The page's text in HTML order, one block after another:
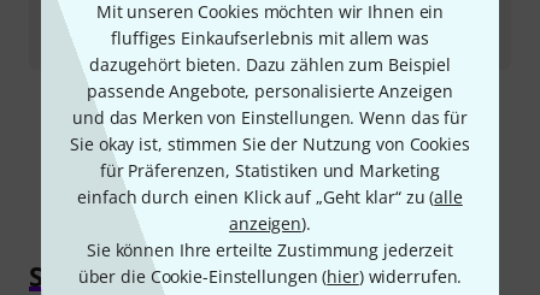
Mit unseren Cookies möchten wir Ihnen ein
fluffiges Einkaufserlebnis mit allem was
dazugehört bieten. Dazu zählen zum Beispiel
passende Angebote, personalisierte Anzeigen
und das Merken von Einstellungen. Wenn das für
Sie okay ist, stimmen Sie der Nutzung von Cookies
für Präferenzen, Statistiken und Marketing
einfach durch einen Klick auf „Geht klar“ zu (alle
anzeigen).
Sie können Ihre erteilte Zustimmung jederzeit
über die Cookie-Einstellungen (hier) widerrufen.
Sofort lieferbar
32€
Kostenloser Versand ab 29 €
Alle Preise inkl. MwSt.
Slider aus Glas kaufen